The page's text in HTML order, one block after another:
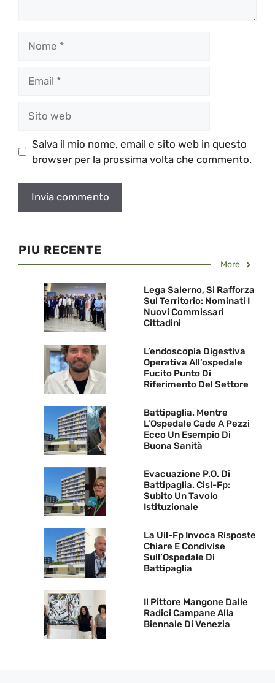
web
Salva il mio nome, email e sito web in questo
browser per la prossima volta che commento.
PIU RECENTE
More
Lega Salerno, Si Rafforza
Sul Territorio: Nominati I
Nuovi Commissari
Cittadini
L’endoscopia Digestiva
Operativa All’ospedale
Fucito Punto Di
Riferimento Del Settore
Battipaglia. Mentre
L’Ospedale Cade A Pezzi
Ecco Un Esempio Di
Buona Sanità
Evacuazione P.O. Di
Battipaglia. Cisl-Fp:
Subito Un Tavolo
Istituzionale
La Uil-Fp Invoca Risposte
Chiare E Condivise
Sull’Ospedale Di
Battipaglia
Il Pittore Mangone Dalle
Radici Campane Alla
Biennale Di Venezia